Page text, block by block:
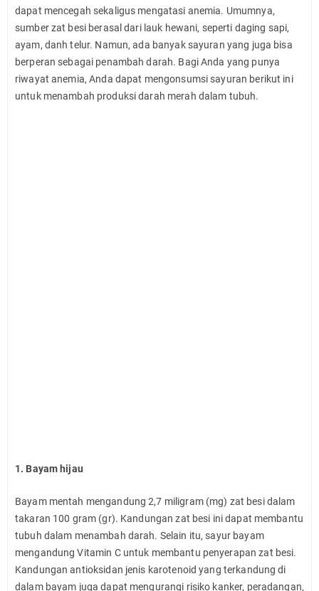
dapat mencegah sekaligus mengatasi anemia. Umumnya,
sumber zat besi berasal dari lauk hewani, seperti daging sapi,
ayam, danh telur. Namun, ada banyak sayuran yang juga bisa
berperan sebagai penambah darah. Bagi Anda yang punya
riwayat anemia, Anda dapat mengonsumsi sayuran berikut ini
untuk menambah produksi darah merah dalam tubuh.
1. Bayam hijau
Bayam mentah mengandung 2,7 miligram (mg) zat besi dalam
takaran 100 gram (gr). Kandungan zat besi ini dapat membantu
tubuh dalam menambah darah. Selain itu, sayur bayam
mengandung Vitamin C untuk membantu penyerapan zat besi.
Kandungan antioksidan jenis karotenoid yang terkandung di
dalam bayam juga dapat mengurangi risiko kanker, peradangan,